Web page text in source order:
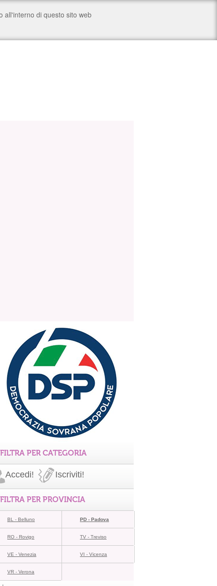
FILTRA PER CATEGORIA
Accedi! Iscriviti!
FILTRA PER PROVINCIA
BL - Belluno PD - Padova
RO - Rovigo TV - Treviso
VE - Venezia VI - Vicenza
VR - Verona